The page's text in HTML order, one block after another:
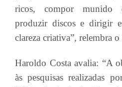
ricos, compor munido
produzir discos e dirigir
clareza criativa”, relembra
Haroldo Costa avalia: “A
às pesquisas realizadas